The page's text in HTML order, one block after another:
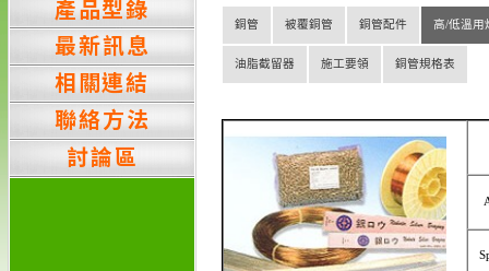
銅管 被覆銅管 銅管配件 高/低溫用
油脂截留器 施工要領 銅管規格表